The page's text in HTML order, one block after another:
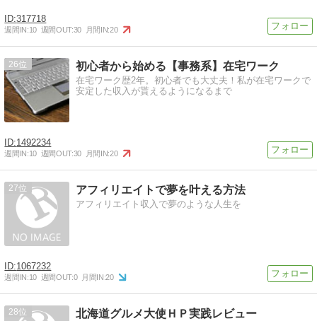
317718
週間IN:10 週間OUT:30 月間IN:20
26 初心者から始める【事務系】在宅ワーク
在宅ワーク歴2年。初心者でも大丈夫！私が在宅ワークで
安定した収入が貰えるようになるまで
1492234
週間IN:10 週間OUT:30 月間IN:20
27 アフィリエイトで夢を叶える方法
アフィリエイト収入で夢のような人生を
1067232
週間IN:10 週間OUT:0 月間IN:20
28 北海道グルメ大使ＨＰ実践レビュー